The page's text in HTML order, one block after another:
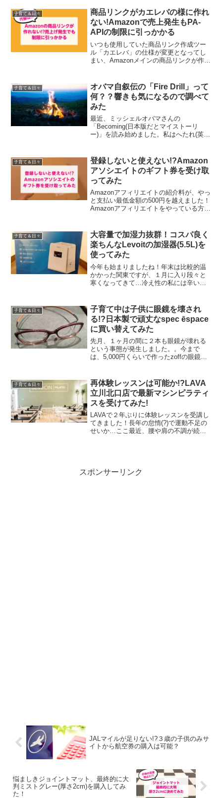
子育て＆日々
商品リンクがカエレバの様に作れ
ない!Amazonで売上発生もPA-
APIの制限に引っかかる
いつも使用していた商品リンク作成ツー
ル「カエレバ」の仕様が変更となってし
まい、Amazonメインの商品リンクが作れ
の"Product Advertising API"...
子育て＆日々
オバマ自叙伝の「Fire Drill」って
何？？響きも気になるので調べて
みた
最近、ミッシェルオバマさんの
「Becoming(日本版だとマイストーリ
ー)」を読み始めました。私はへたれ(英語
んでいますが、世界で1,000万部以上(!?)
とバカ売れ...
子育て＆日々
登録しないと使えない!?Amazon
アソシエイトのギフト券を受け取
ってみた
Amazonアフィリエイトの紹介料が、やっ
と支払い最低金額の500円を越えました！
Amazonアフィリエイトをやっている方は
ができます。ずいぶんかかりましたが...
子育て＆日々
大容量で加湿力抜群！コスパ良く
楽ちんなLevoitの加湿器(5.5L)を
使ってみた
今年も始まりましたね！年末は比較的温
かかった関東ですが、１月に入り段々と
寒くなってきて…冷え性の私には辛い季
も一段と激しくなってきたような気もし
ます…。。年末から子供の...
子育て＆日々
子育て中は子供に眼鏡を壊され
る!?日本製で頑丈なspec ēspace
に買い替えてみた
先月、１ヶ月の間に２本も眼鏡が壊れる
という事態が発生しました。。今まで
は、5,000円くらいで作ったzoffの眼鏡を
ですが…。やはり、子供がいると全然状
況は変わりま...
子育て＆日々
再体験レッスンは可能か!?LAVA
立川北口店で最新マシンピラティ
スを受けてみた!
LAVAで２年ぶりに体験レッスンを受講し
てきました！長年の怠惰(?)で運動不足の
せいか…ここ最近、腰や肩の不調が続い
スポンサーリンク
JALマイルが足りない!?３歳の子供のみサ
イトから航空券の購入は可能？
悩ましきジョイントマット、最終的に大
判ミストグレー(厚さ2cm)を購入してみ
た！